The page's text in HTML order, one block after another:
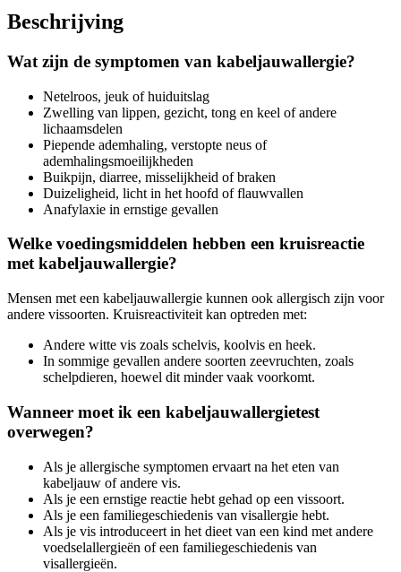
Beschrijving
Wat zijn de symptomen van kabeljauwallergie?
Netelroos, jeuk of huiduitslag
Zwelling van lippen, gezicht, tong en keel of andere
lichaamsdelen
Piepende ademhaling, verstopte neus of
ademhalingsmoeilijkheden
Buikpijn, diarree, misselijkheid of braken
Duizeligheid, licht in het hoofd of flauwvallen
Anafylaxie in ernstige gevallen
Welke voedingsmiddelen hebben een kruisreactie
met kabeljauwallergie?
Mensen met een kabeljauwallergie kunnen ook allergisch zijn voor
andere vissoorten. Kruisreactiviteit kan optreden met:
Andere witte vis zoals schelvis, koolvis en heek.
In sommige gevallen andere soorten zeevruchten, zoals
schelpdieren, hoewel dit minder vaak voorkomt.
Wanneer moet ik een kabeljauwallergietest
overwegen?
Als je allergische symptomen ervaart na het eten van
kabeljauw of andere vis.
Als je een ernstige reactie hebt gehad op een vissoort.
Als je een familiegeschiedenis van visallergie hebt.
Als je vis introduceert in het dieet van een kind met andere
voedselallergieën of een familiegeschiedenis van
visallergieën.